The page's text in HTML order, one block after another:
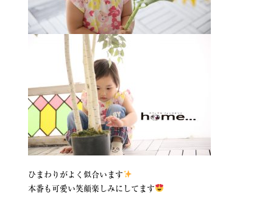
ひまわりがよく似合います
本番も可愛い笑顔楽しみにしてます